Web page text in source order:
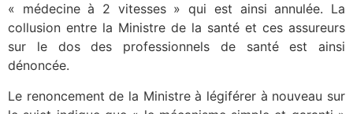
« médecine à 2 vitesses » qui est ainsi annulée. La
collusion entre la Ministre de la santé et ces assureurs
sur le dos des professionnels de santé est ainsi
dénoncée.
Le renoncement de la Ministre à légiférer à nouveau sur